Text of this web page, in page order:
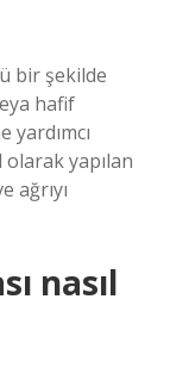
bir şekilde
hafif
yapılan
ağrıyı
nasıl